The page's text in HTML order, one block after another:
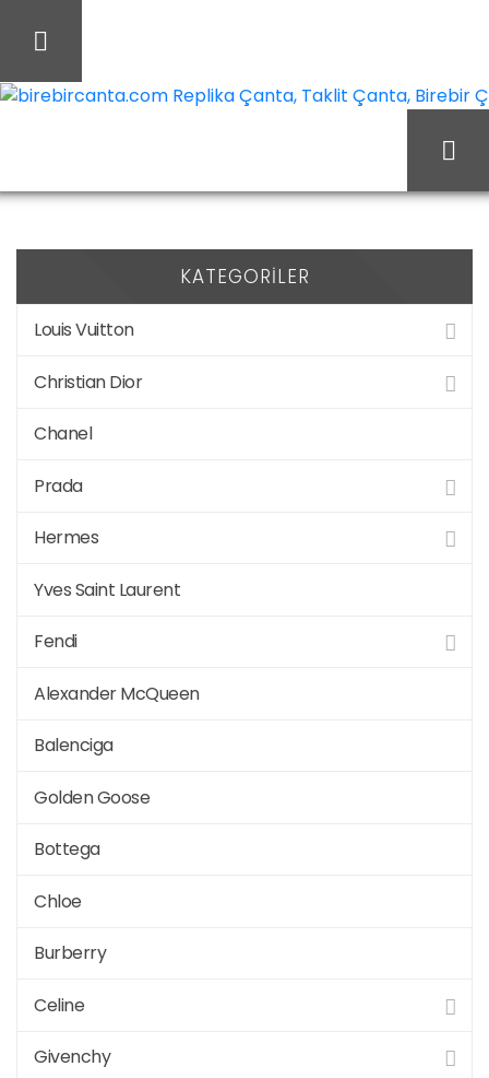
shirt/tracksuit
KATEGORILER
Louis Vuitton
Christian Dior
Chanel
Prada
Hermes
Yves Saint Laurent
Fendi
Alexander McQueen
Balenciga
Golden Goose
Bottega
Chloe
Burberry
Celine
Givenchy